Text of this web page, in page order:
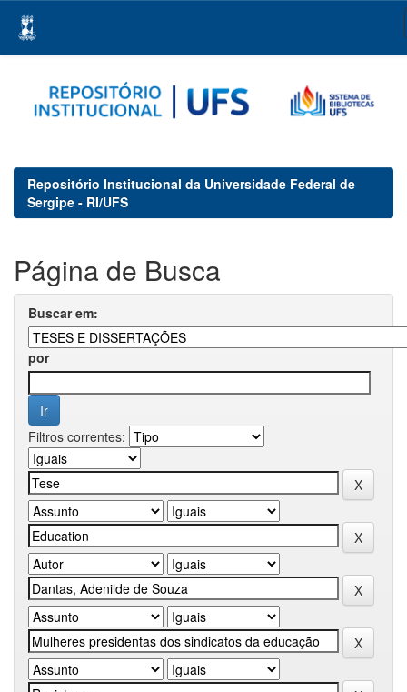
navigation
Repositório Institucional da Universidade Federal de
Sergipe - RI/UFS
Página de Busca
Buscar em:
por
Filtros correntes: